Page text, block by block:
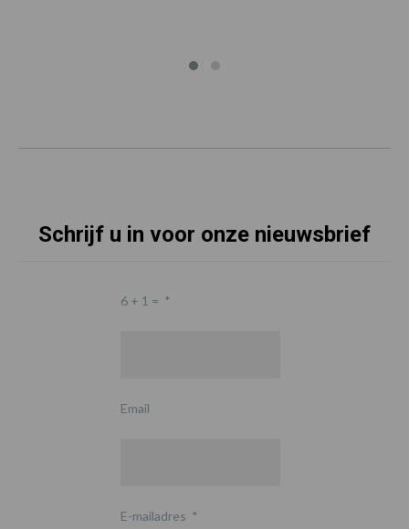
Schrijf u in voor onze nieuwsbrief
6 + 1 = *
Email
E-mailadres *